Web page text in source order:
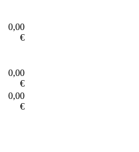
0,00
€
0,00
€
0,00
€